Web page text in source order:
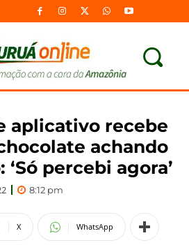
aplicativo recebe
achando
percebi agora’
8:12 pm
X WhatsApp